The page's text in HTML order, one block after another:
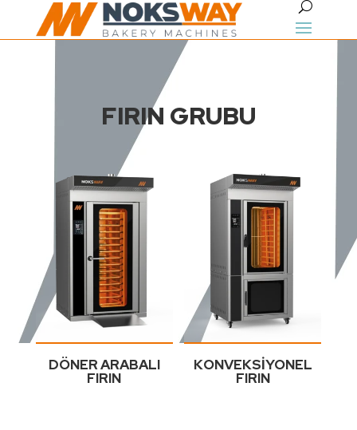
FIRIN GRUBU
DÖNER ARABALI
FIRIN
KONVEKSİYONEL
FIRIN